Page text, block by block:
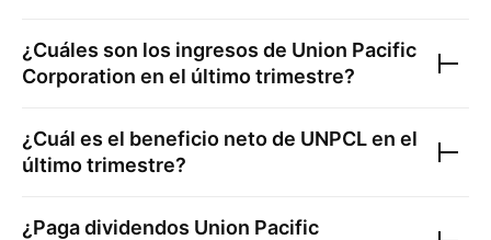
¿Cuáles son los ingresos de Union Pacific
Corporation en el último trimestre?
¿Cuál es el beneficio neto de UNPCLen el
último trimestre?
¿Paga dividendos Union Pacific